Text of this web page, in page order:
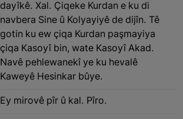
dayîkê. Xal. Çiqeke Kurdan e ku di
navbera Sine û Kolyayiyê de dijîn. Tê
gotin ku ew çiqa Kurdan paşmayiya
çiqa Kasoyî bin, wate Kasoyî Akad.
Navê pehlewanekî ye ku hevalê
Kaweyê Hesinkar bûye.
Ey mirovê pîr û kal. Pîro.